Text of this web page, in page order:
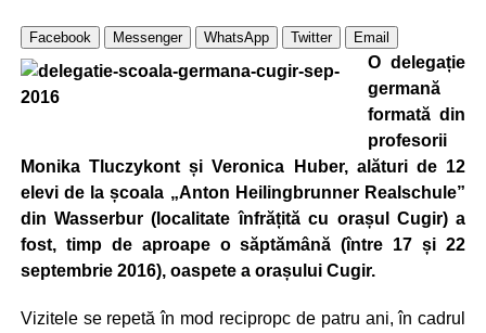
Facebook Messenger WhatsApp Twitter Email
O delegație
germană
formată din
profesorii
Monika Tluczykont și Veronica Huber, alături de 12
elevi de la școala „Anton Heilingbrunner Realschule”
din Wasserbur (localitate înfrățită cu orașul Cugir) a
fost, timp de aproape o săptămână (între 17 și 22
septembrie 2016), oaspete a orașului Cugir.
Vizitele se repetă în mod recipropc de patru ani, în cadrul